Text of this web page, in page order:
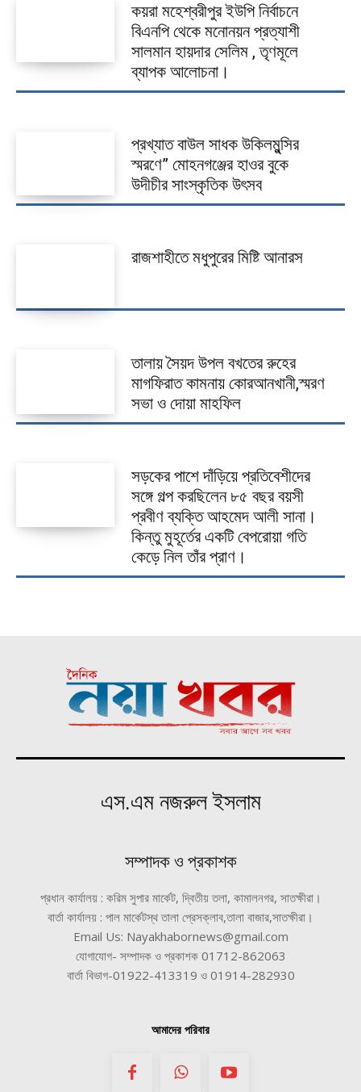
কয়রা মহেশ্বরীপুর ইউপি নির্বাচনে
বিএনপি থেকে মনোনয়ন প্রত্যাশী
সালমান হায়দার সেলিম , তৃণমূলে
ব্যাপক আলোচনা।
প্রখ্যাত বাউল সাধক উকিলমুন্সির
স্মরণে” মোহনগঞ্জের হাওর বুকে
উদীচীর সাংস্কৃতিক উৎসব
রাজশাহীতে মধুপুরের মিষ্টি আনারস
তালায় সৈয়দ উপল বখতের রুহের
মাগফিরাত কামনায় কোরআনখানী,স্মরণ
সভা ও দোয়া মাহফিল
সড়কের পাশে দাঁড়িয়ে প্রতিবেশীদের
সঙ্গে গল্প করছিলেন ৮৫ বছর বয়সী
প্রবীণ ব্যক্তি আহমেদ আলী সানা।
কিন্তু মুহূর্তের একটি বেপরোয়া গতি
কেড়ে নিল তাঁর প্রাণ।
এস.এম নজরুল ইসলাম
সম্পাদক ও প্রকাশক
প্রধান কার্যালয় : করিম সুপার মার্কেট, দ্বিতীয় তলা, কামালনগর, সাতক্ষীরা।
বার্তা কার্যালয় : পাল মার্কেটস্থ তালা প্রেসক্লাব,তালা বাজার,সাতক্ষীরা।
Email Us: Nayakhabornews@gmail.com
যোগাযোগ- সম্পাদক ও প্রকাশক 01712-862063
বার্তা বিভাগ-01922-413319 ও 01914-282930
আমাদের পরিবার